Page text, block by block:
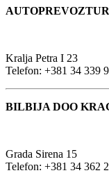
Kralja Petra I 23
Telefon: +381 34 339
BILBIJA DOO
Grada Sirena 15
Telefon: +381 34 362